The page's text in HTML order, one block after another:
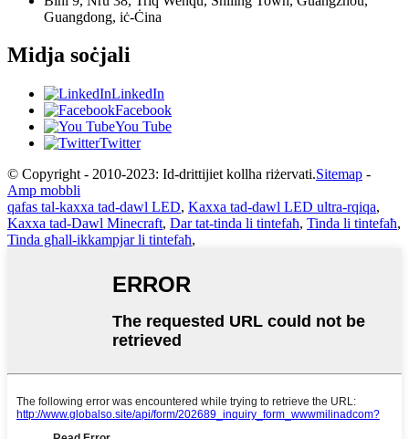
Guangdong, iċ-Ċina
Midja soċjali
LinkedIn
Facebook
You Tube
Twitter
© Copyright - 2010-2023: Id-drittijiet kollha riżervati.Sitemap -
Amp mobbli
qafas tal-kaxxa tad-dawl LED, Kaxxa tad-dawl LED ultra-rqiqa,
Kaxxa tad-Dawl Minecraft, Dar tat-tinda li tintefaħ, Tinda li tintefaħ,
Tinda għall-ikkampjar li tintefaħ,